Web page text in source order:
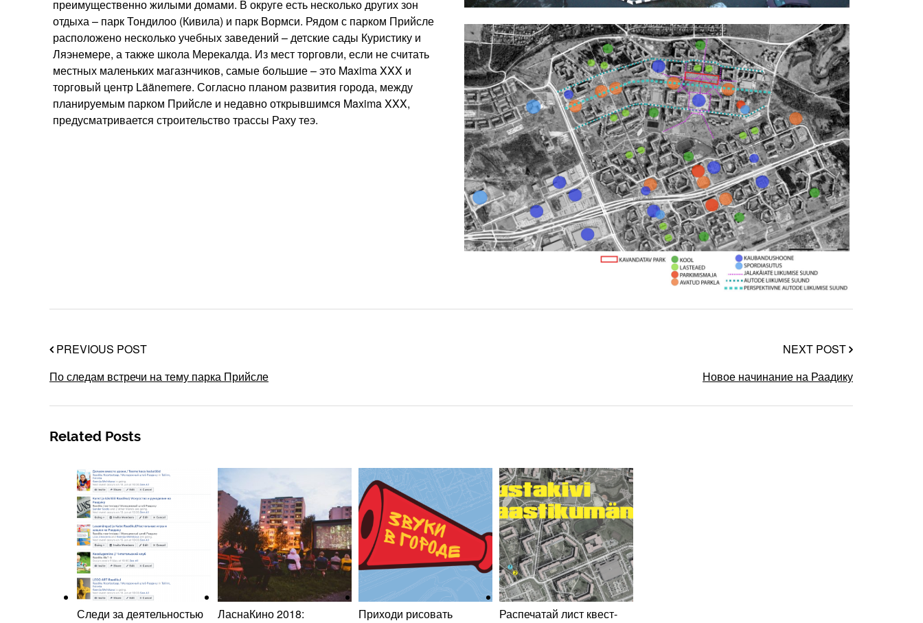
преимущественно жилыми домами. В округе есть несколько других зон
отдыха – парк Тондилоо (Кивила) и парк Вормси. Рядом с парком Прийсле
расположено несколько учебных заведений – детские сады Куристику и
Ляэнемере, а также школа Мерекалда. Из мест торговли, если не считать
местных маленьких магазнчиков, самые большие – это Maxima XXX и
торговый центр Läänemere. Согласно планом развития города, между
планируемым парком Прийсле и недавно открывшимся Maxima XXX,
предусматривается строительство трассы Раху теэ.
PREVIOUS POST
По следам встречи на тему парка Прийсле
NEXT POST
Новое начинание на Раадику
Related Posts
Следи за деятельностью
ЛаснаКино 2018:
Приходи рисовать
Распечатай лист квест-